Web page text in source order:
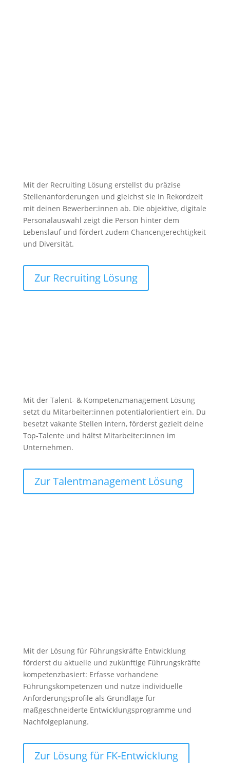
Mit der Recruiting Lösung erstellst du präzise
Stellenanforderungen und gleichst sie in Rekordzeit
mit deinen Bewerber:innen ab. Die objektive, digitale
Personalauswahl zeigt die Person hinter dem
Lebenslauf und fördert zudem Chancengerechtigkeit
und Diversität.
Zur Recruiting Lösung
Mit der Talent- & Kompetenzmanagement Lösung
setzt du Mitarbeiter:innen potentialorientiert ein. Du
besetzt vakante Stellen intern, förderst gezielt deine
Top-Talente und hältst Mitarbeiter:innen im
Unternehmen.
Zur Talentmanagement Lösung
Mit der Lösung für Führungskräfte Entwicklung
förderst du aktuelle und zukünftige Führungskräfte
kompetenzbasiert: Erfasse vorhandene
Führungskompetenzen und nutze individuelle
Anforderungsprofile als Grundlage für
maßgeschneiderte Entwicklungsprogramme und
Nachfolgeplanung.
Zur Lösung für FK-Entwicklung